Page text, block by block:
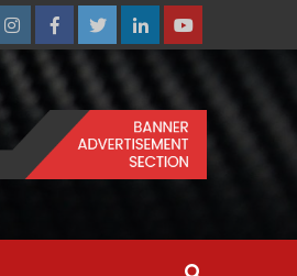
InstagramFacebookTwitterLinkedinYoutube